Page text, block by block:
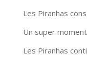
Les Piranhas
Un super
Les Piranhas